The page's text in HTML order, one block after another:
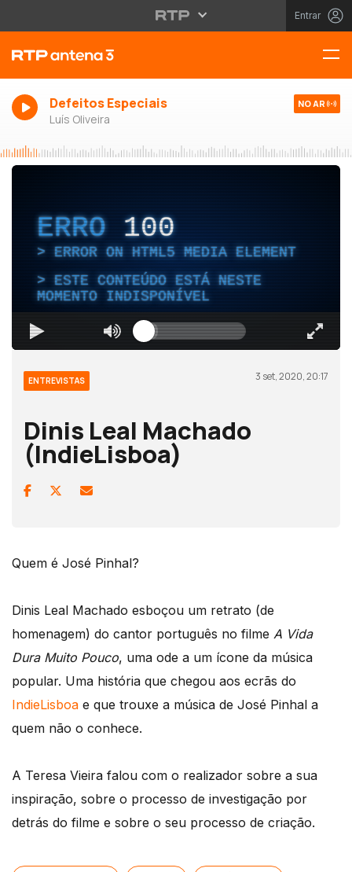
Entrar
Defeitos Especiais
Luís Oliveira
NO AR
ERRO 100
ERROR ON HTML5 MEDIA ELEMENT
ESTE CONTEÚDO ESTÁ NESTE
MOMENTO INDISPONÍVEL
ENTREVISTAS 3 set, 2020, 20:17
Dinis Leal Machado
(IndieLisboa)
Quem é José Pinhal?
Dinis Leal Machado esboçou um retrato (de
homenagem) do cantor português no filme A Vida
Dura Muito Pouco, uma ode a um ícone da música
popular. Uma história que chegou aos ecrãs do
IndieLisboa e que trouxe a música de José Pinhal a
quem não o conhece.
A Teresa Vieira falou com o realizador sobre a sua
inspiração, sobre o processo de investigação por
detrás do filme e sobre o seu processo de criação.